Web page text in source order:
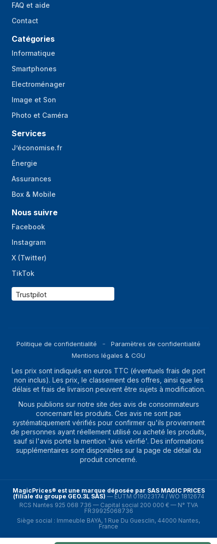
FAQ et aide
Contact
Catégories
Informatique
Smartphones
Electroménager
Image et Son
Photo et Caméra
Services
J’économise.fr
Énergie
Assurances
Box & Mobile
Nous suivre
Facebook
Instagram
X (Twitter)
TikTok
Trustpilot
Politique de confidentialité
Paramètres de confidentialité
Mentions légales & CGU
Les prix sont indiqués en euros TTC (éventuels frais de port
non inclus). Les prix, le classement des offres, ainsi que les
délais et frais de livraison peuvent être sujets à modification.
Nous publions sur notre site des avis de consommateurs
concernant les produits. Ces avis ne sont pas
systématiquement vérifiés pour confirmer qu'ils proviennent
de personnes ayant réellement utilisé ou acheté les produits,
sauf si l'avis porte la mention 'avis vérifié'. Des informations
supplémentaires sont disponibles sur la page de détail du
produit concerné.
MagicPrices® est une marque déposée par SAS MAGIC PRICES
(filiale du groupe GEO.3L SAS) — EUTM 019023174 / WO 1812674
RCS Nantes 925 068 736 — Capital social 200 000 € — N° TVA
FR39925068736
Siège social : Immeuble BAYA, 1 Rue Du Guesclin, 44000 Nantes,
France